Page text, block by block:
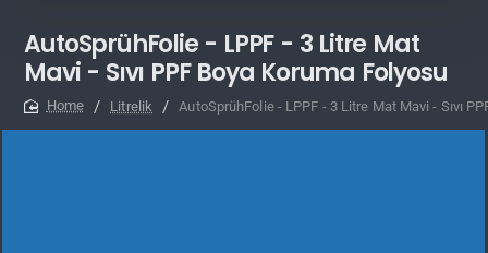
AutoSprühFolie - LPPF - 3 Litre Mat
Mavi - Sıvı PPF Boya Koruma Folyosu
Litrelik AutoSprühFolie - LPPF - 3 Litre Mat Mavi - Sıvı